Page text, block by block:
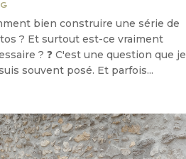
bien construire une série de
? Et surtout est-ce vraiment
? ❓ C'est une question que je
souvent posé. Et parfois...